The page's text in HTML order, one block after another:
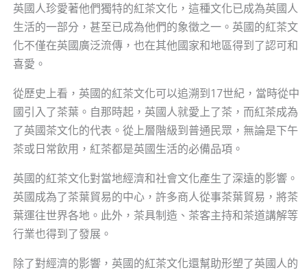
英國人珍愛著他們獨特的紅茶文化，這種文化已成為英國人
生活的一部分，甚至已成為他們的象徵之一。英國的紅茶文
化不僅在英國廣泛流傳，也在其他國家和地區得到了認可和
喜愛。
從歷史上看，英國的紅茶文化可以追溯到17世紀，當時從中
國引入了茶葉。自那時起，英國人就愛上了茶，而紅茶成為
了英國茶文化的代表。從上層階級到普通民眾，無論是下午
茶或日常飲用，紅茶都是英國生活的必備品項。
英國的紅茶文化對當地經濟和社會文化產生了深遠的影響。
英國成為了茶葉貿易的中心，許多商人從事茶葉貿易，將茶
葉運往世界各地。此外，茶具制造、茶客主持和茶道講解等
行業也得到了發展。
除了對經濟的影響，英國的紅茶文化還幫助形塑了英國人的